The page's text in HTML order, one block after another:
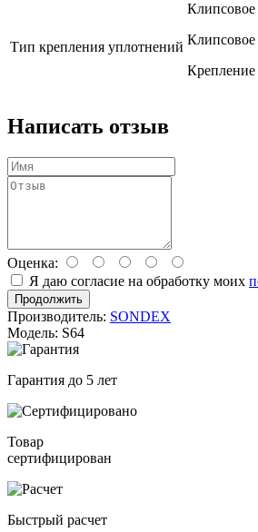
Тип крепления уплотнений
Клипсовое
Клипсовое
Крепление
Написать отзыв
Оценка:
Я даю согласие на обработку моих
Продолжить
Производитель: SONDEX
Модель: S64
Гарантия до 5 лет
Товар
сертифицирован
Быстрый расчет